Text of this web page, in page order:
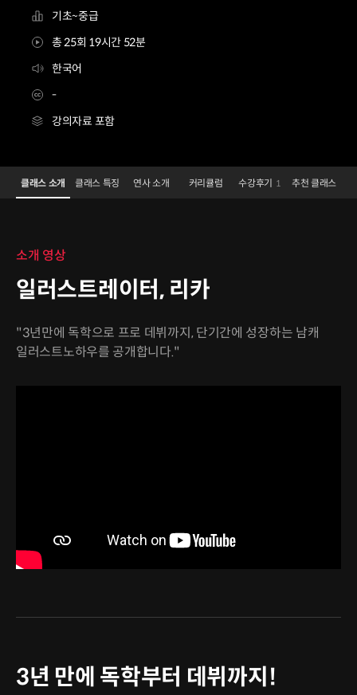
기초~중급
총 25회 19시간 52분
한국어
-
강의자료 포함
일러스트레이터 리카Details
Configuration Information Shortcuts
클래스 소개 클래스 특징 연사 소개 커리큘럼 수강후기 1 추천 클래스
소개 영상
일러스트레이터, 리카
"3년만에 독학으로 프로 데뷔까지, 단기간에 성장하는 남캐
일러스트노하우를 공개합니다."
3년 만에 독학부터 데뷔까지!